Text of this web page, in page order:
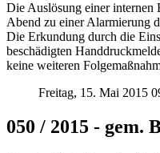
Die Auslösung einer internen
Abend zu einer Alarmierung
Die Erkundung durch die
beschädigten
keine weiteren
Freitag, 15. Mai 2015
050 / 2015 - gem.